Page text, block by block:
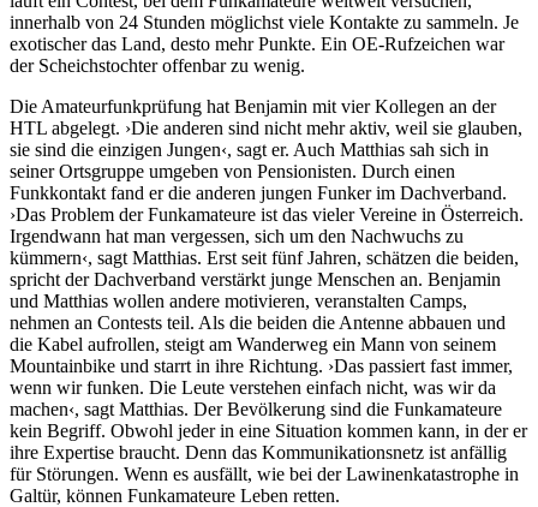
innerhalb von 24 Stunden möglichst viele Kontakte zu sammeln. Je
exotischer das Land, desto mehr Punkte. Ein OE-Rufzeichen war
der Scheichstochter offenbar zu wenig.
Die Amateurfunkprüfung hat Benjamin mit vier Kollegen an der
HTL abgelegt. ›Die anderen sind nicht mehr aktiv, weil sie glauben,
sie sind die einzigen Jungen‹, sagt er. Auch Matthias sah sich in
seiner Ortsgruppe umgeben von Pensionisten. Durch einen
Funkkontakt fand er die anderen jungen Funker im Dachverband.
›Das Problem der Funkamateure ist das vieler Vereine in Österreich.
Irgendwann hat man vergessen, sich um den Nachwuchs zu
kümmern‹, sagt Matthias. Erst seit fünf Jahren, schätzen die beiden,
spricht der Dachverband verstärkt junge Menschen an. Benjamin
und Matthias wollen andere motivieren, veranstalten Camps,
nehmen an Contests teil. Als die beiden die Antenne abbauen und
die Kabel aufrollen, steigt am Wanderweg ein Mann von seinem
Mountainbike und starrt in ihre Richtung. ›Das passiert fast immer,
wenn wir funken. Die Leute verstehen einfach nicht, was wir da
machen‹, sagt Matthias. Der Bevölkerung sind die Funkamateure
kein Begriff. Obwohl jeder in eine Situation kommen kann, in der er
ihre Expertise braucht. Denn das Kommunikationsnetz ist anfällig
für Störungen. Wenn es ausfällt, wie bei der Lawinenkata­strophe in
Galtür, können Funkamateure Leben retten.